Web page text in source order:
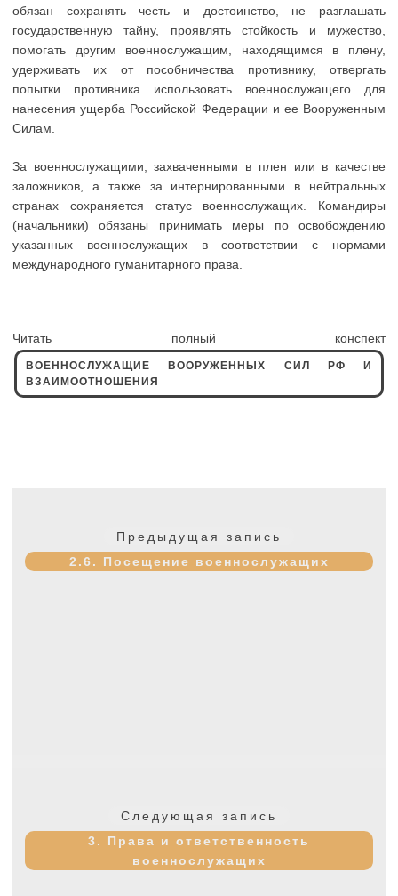
обязан сохранять честь и достоинство, не разглашать
государственную тайну, проявлять стойкость и мужество,
помогать другим военнослужащим, находящимся в плену,
удерживать их от пособничества противнику, отвергать
попытки противника использовать военнослужащего для
нанесения ущерба Российской Федерации и ее Вооруженным
Силам.
За военнослужащими, захваченными в плен или в качестве
заложников, а также за интернированными в нейтральных
странах сохраняется статус военнослужащих. Командиры
(начальники) обязаны принимать меры по освобождению
указанных военнослужащих в соответствии с нормами
международного гуманитарного права.
Читать полный конспект
ВОЕННОСЛУЖАЩИЕ ВООРУЖЕННЫХ СИЛ РФ И
ВЗАИМООТНОШЕНИЯ
Предыдущая запись
запись:
2.6. Посещение военнослужащих
Следующая запись
запись:
3. Права и ответственность
военнослужащих